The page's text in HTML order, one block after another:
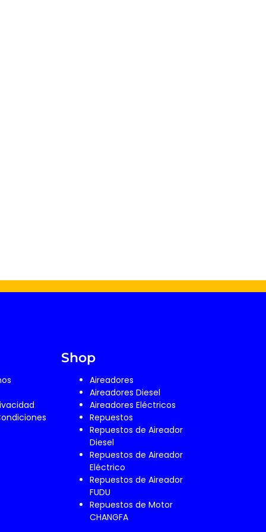
Shop
Aireadores
Aireadores Diesel
Aireadores Eléctricos
Repuestos
Repuestos de Aireador
Diesel
Repuestos de Aireador
Eléctrico
Repuestos de Aireador
FUDU
Repuestos de Motor
CHANGFA